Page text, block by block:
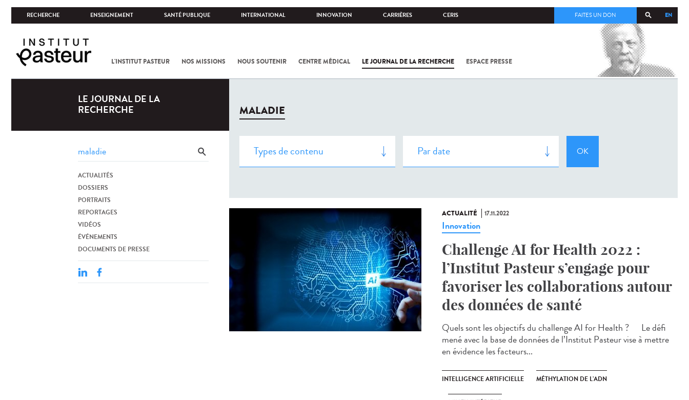
RECHERCHE ENSEIGNEMENT SANTÉ PUBLIQUE INTERNATIONAL INNOVATION CARRIÈRES CERIS EN
FAITES UN DON
L'INSTITUT PASTEUR NOS MISSIONS NOUS SOUTENIR CENTRE MÉDICAL LE JOURNAL DE LA RECHERCHE ESPACE PRESSE
COV-2 /
LE JOURNAL DE LA
RECHERCHE
ACTUALITÉS
DOSSIERS
PORTRAITS
REPORTAGES
VIDÉOS
ÉVÉNEMENTS
DOCUMENTS DE PRESSE
MALADIE
ACTUALITÉ 17.11.2022
Innovation
Challenge AI for Health 2022 :
l’Institut Pasteur s’engage pour
favoriser les collaborations autour
des données de santé
Quels sont les objectifs du challenge AI for Health ? Le défi
mené avec la base de données de l’Institut Pasteur vise à mettre
en évidence les facteurs...
INTELLIGENCE ARTIFICIELLE MÉTHYLATION DE L’ADN